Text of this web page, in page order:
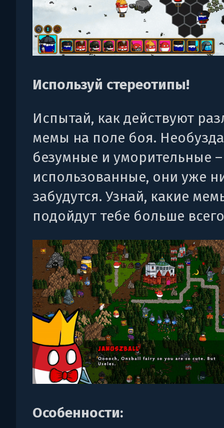
Используй стереотипы!
Испытай, как действуют
мемы на поле боя.
безумные и уморительные
использованные, они уже
забудутся. Узнай, какие
подойдут тебе больше
Особенности: